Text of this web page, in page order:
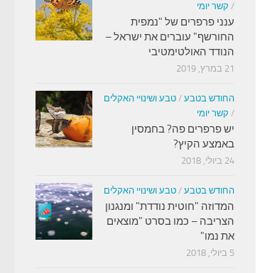
/ קשר יומי
ענני פרפרים של "נמפית
החורשף" עוברים את ישראל –
הנודד האולטימטיבי
21 במרץ, 2019
החודש בטבע / טבע ושינויי האקלים
/ קשר יומי
יש פרפרים פה? בחמסין
באמצע הקיץ?
24 ביולי, 2018
החודש בטבע / טבע ושינויי האקלים
המדוזה "חוטית נודדת" ומנגנון
הצריבה – כמו בסרט "מוצאים
את נמו"
5 ביולי, 2018